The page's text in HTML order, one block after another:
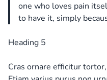
one who loves pain
to have it, simply
Heading 5
Cras ornare efficitur